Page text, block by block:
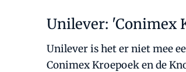
Unilever: 'Conimex
Unilever is het er niet mee
Conimex Kroepoek en de